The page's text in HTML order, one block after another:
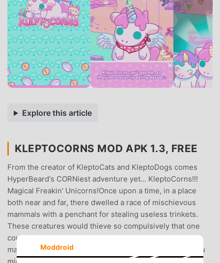
Explore this article
KLEPTOCORNS MOD APK 1.3, FREE
From the creator of KleptoCats and KleptoDogs comes
HyperBeard's CORNiest adventure yet... KleptoCorns!!!
Magical Freakin' Unicorns!Once upon a time, in a place
both near and far, there dwelled a race of mischievous
mammals with a penchant for stealing useless trinkets.
These creatures would thieve so compulsively that one
could say that they were maniacs about it... klepto-
maniacs. "Now, where have I heard this one before?" you
Moddroid